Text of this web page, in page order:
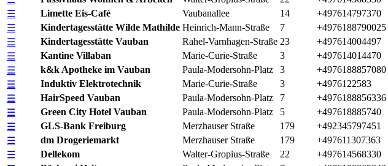
☰
Limette Eis-Café Vaubanallee 14 +497614797370
☰
Kindertagesstätte Wilde Mathilde Heinrich-Mann-Straße 7 +4976188790025
☰
Kindertagesstätte Vauban Rahel-Varnhagen-Straße 23 +497614004497
☰
Kantine Villaban Marie-Curie-Straße 3 +497614014470
☰
k&k Apotheke im Vauban Paula-Modersohn-Platz 3 +4976188857080
☰
Induktiv Elektrotechnik Marie-Curie-Straße 3 +4976122583
☰
HairSpeed Vauban Paula-Modersohn-Platz 7 +4976188856336
☰
Green City Hotel Vauban Paula-Modersohn-Platz 5 +497618885740
☰
GLS-Bank Freiburg Merzhauser Straße 179 +492345797451
☰
dm Drogeriemarkt Merzhauser Straße 179 +497611307363
☰
Dellekom Walter-Gropius-Straße 22 +497614568330